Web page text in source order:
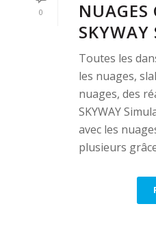
0
NUAGES
Toutes les
les nuages,
nuages, des
SKYWAY
avec les
plusieurs